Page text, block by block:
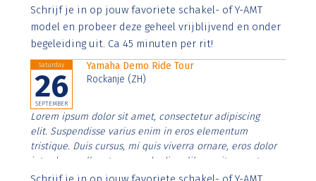
Aenean faucibus nibh et justo cursus id rutrum lorem
imperdiet. Nunc ut sem vitae risus tristique posuere.
Schrijf je in op jouw favoriete schakel- of Y-AMT
model en probeer deze geheel vrijblijvend en onder
begeleiding uit. Ca 45 minuten per rit!
Saturday
26
SEPTEMBER
Yamaha Demo Ride Tour
Rockanje (ZH)
Lorem ipsum dolor sit amet, consectetur adipiscing
elit. Suspendisse varius enim in eros elementum
tristique. Duis cursus, mi quis viverra ornare, eros dolor
interdum nulla, ut commodo diam libero vitae erat.
Aenean faucibus nibh et justo cursus id rutrum lorem